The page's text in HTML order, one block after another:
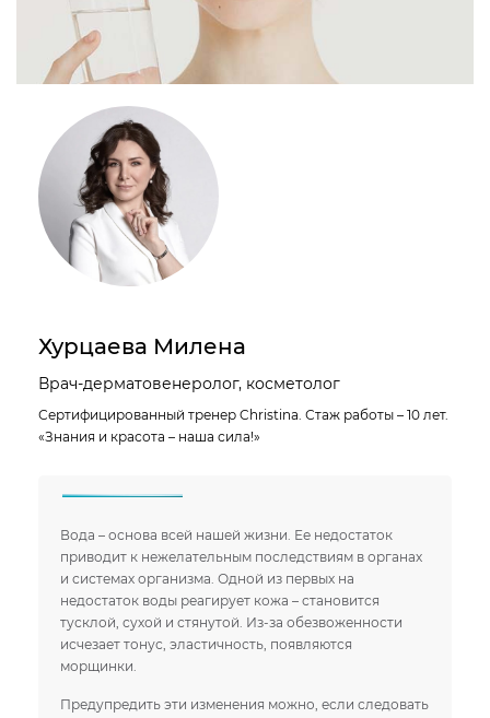
Хурцаева Милена
Врач-дерматовенеролог, косметолог
Сертифицированный тренер Christina. Стаж работы – 10 лет.
«Знания и красота – наша сила!»
Вода – основа всей нашей жизни. Ее недостаток
приводит к нежелательным последствиям в органах
и системах организма. Одной из первых на
недостаток воды реагирует кожа – становится
тусклой, сухой и стянутой. Из-за обезвоженности
исчезает тонус, эластичность, появляются
морщинки.
Предупредить эти изменения можно, если следовать